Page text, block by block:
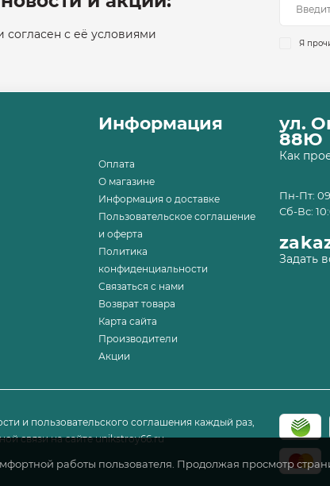
с её условиями
Я
Информация
Оплата
О магазине
Информация о доставке
Пользовательское соглашение
и оферта
Политика
конфиденциальности
Связаться с нами
Возврат товара
Карта сайта
Производители
Акции
ул.
88Ю
Как
Пн-Пт:
Сб-Вс:
Задать
и пользовательского соглашения каждый раз,
связи на сайте unikstroy66.ru
работы пользователя. Продолжая просмотр